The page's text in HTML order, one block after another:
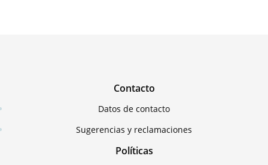
Contacto
Datos de contacto
Sugerencias y reclamaciones
Políticas